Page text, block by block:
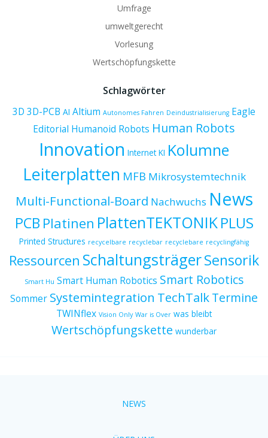
Umfrage
umweltgerecht
Vorlesung
Wertschöpfungskette
Schlagwörter
3D 3D-PCB AI Altium Autonomes Fahren Deindustrialisierung Eagle
Editorial Humanoid Robots Human Robots
Innovation Internet KI Kolumne
Leiterplatten MFB Mikrosystemtechnik
Multi-Functional-Board Nachwuchs News
PCB Platinen PlattenTEKTONIK PLUS
Printed Structures recycelbare recyclebar recyclebare recyclingfähig
Ressourcen SchaltungsträgerSensorik
Smart Hu Smart Human Robotics Smart Robotics
Sommer Systemintegration TechTalkTermine
TWINflex Vision Only War is Over was bleibt
Wertschöpfungskette wunderbar
NEWS